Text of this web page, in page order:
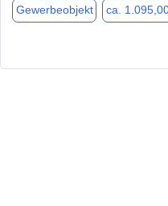
Gewerbeobjekt ca.